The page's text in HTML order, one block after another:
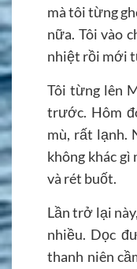
mà tôi từng
nữa. Tôi vào
nhiệt rồi mới
Tôi từng lên
trước. Hôm
mù, rất lạnh.
không khác gì
và rét buốt.
Lần trở lại
nhiều. Dọc
thanh niên